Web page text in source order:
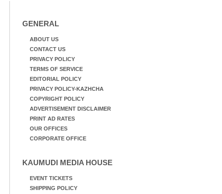
GENERAL
ABOUT US
CONTACT US
PRIVACY POLICY
TERMS OF SERVICE
EDITORIAL POLICY
PRIVACY POLICY-KAZHCHA
COPYRIGHT POLICY
ADVERTISEMENT DISCLAIMER
PRINT AD RATES
OUR OFFICES
CORPORATE OFFICE
KAUMUDI MEDIA HOUSE
EVENT TICKETS
SHIPPING POLICY